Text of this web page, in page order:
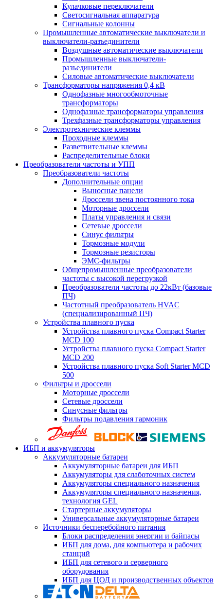
Кулачковые переключатели
Светосигнальная аппаратура
Сигнальные колонны
Промышленные автоматические выключатели и
выключатели-разъединители
Воздушные автоматические выключатели
Промышленные выключатели-
разъединители
Силовые автоматические выключатели
Трансформаторы напряжения 0,4 кВ
Однофазные многообмоточные
трансформаторы
Однофазные трансформаторы управления
Трехфазные трансформаторы управления
Электротехнические клеммы
Проходные клеммы
Разветвительные клеммы
Распределительные блоки
Преобразователи частоты и УПП
Преобразователи частоты
Дополнительные опции
Выносные панели
Дроссели звена постоянного тока
Моторные дроссели
Платы управления и связи
Сетевые дроссели
Синус фильтры
Тормозные модули
Тормозные резисторы
ЭМС-фильтры
Общепромышленные преобразователи
частоты с высокой перегрузкой
Преобразователи частоты до 22кВт (базовые
ПЧ)
Частотный преобразователь HVAC
(специализированный ПЧ)
Устройства плавного пуска
Устройства плавного пуска Compact Starter
MCD 100
Устройства плавного пуска Compact Starter
MCD 200
Устройства плавного пуска Soft Starter MCD
500
Фильтры и дроссели
Моторные дроссели
Сетевые дроссели
Синусные фильтры
Фильтры подавления гармоник
ИБП и аккумуляторы
Аккумуляторные батареи
Аккумуляторные батареи для ИБП
Аккумуляторы для слаботочных систем
Аккумуляторы специального назначения
Аккумуляторы специального назначения,
технология GEL
Стартерные аккумуляторы
Универсальные аккумуляторные батареи
Источники бесперебойного питания
Блоки распределения энергии и байпасы
ИБП для дома, для компьютера и рабочих
станций
ИБП для сетевого и серверного
оборудования
ИБП для ЦОД и производственных объектов